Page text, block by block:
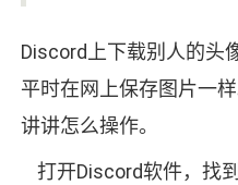
Discord上下载别人的头
平时在网上保存图片一
讲讲怎么操作。
打开Discord软件，找